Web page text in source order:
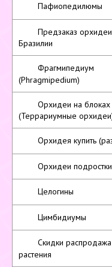
Пафиопедилюмы
Предзаказ орхидеи
Бразилии
Фрагмипедиум
(Phragmipedium)
Орхидеи на блоках
(Террариумные
Орхидея купить
Орхидеи подростки
Целогины
Цимбидиумы
Скидки распродажа
растения